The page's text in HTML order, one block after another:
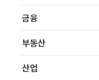
금융
부동산
산업